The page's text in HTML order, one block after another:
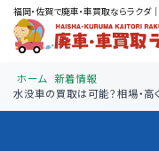
福岡・佐賀で廃車・車買取ならラクダ
ホーム 新着情報
水没車の買取は可能？相場・高